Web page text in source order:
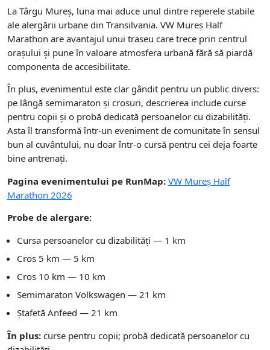
La Târgu Mureș, luna mai aduce unul dintre reperele stabile
ale alergării urbane din Transilvania. VW Mureș Half
Marathon are avantajul unui traseu care trece prin centrul
orașului și pune în valoare atmosfera urbană fără să piardă
componenta de accesibilitate.
În plus, evenimentul este clar gândit pentru un public divers:
pe lângă semimaraton și crosuri, descrierea include curse
pentru copii și o probă dedicată persoanelor cu dizabilități.
Asta îl transformă într-un eveniment de comunitate în sensul
bun al cuvântului, nu doar într-o cursă pentru cei deja foarte
bine antrenați.
Pagina evenimentului pe RunMap: VW Mureș Half
Marathon 2026
Probe de alergare:
Cursa persoanelor cu dizabilități — 1 km
Cros 5 km — 5 km
Cros 10 km — 10 km
Semimaraton Volkswagen — 21 km
Ștafetă Anfeed — 21 km
În plus:curse pentru copii; probă dedicată persoanelor cu